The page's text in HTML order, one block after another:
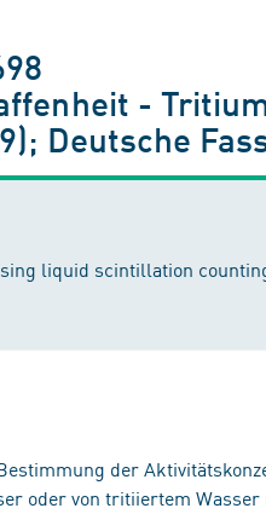
-
Deutsche
liquid scintillation
der
oder von tritiiertem